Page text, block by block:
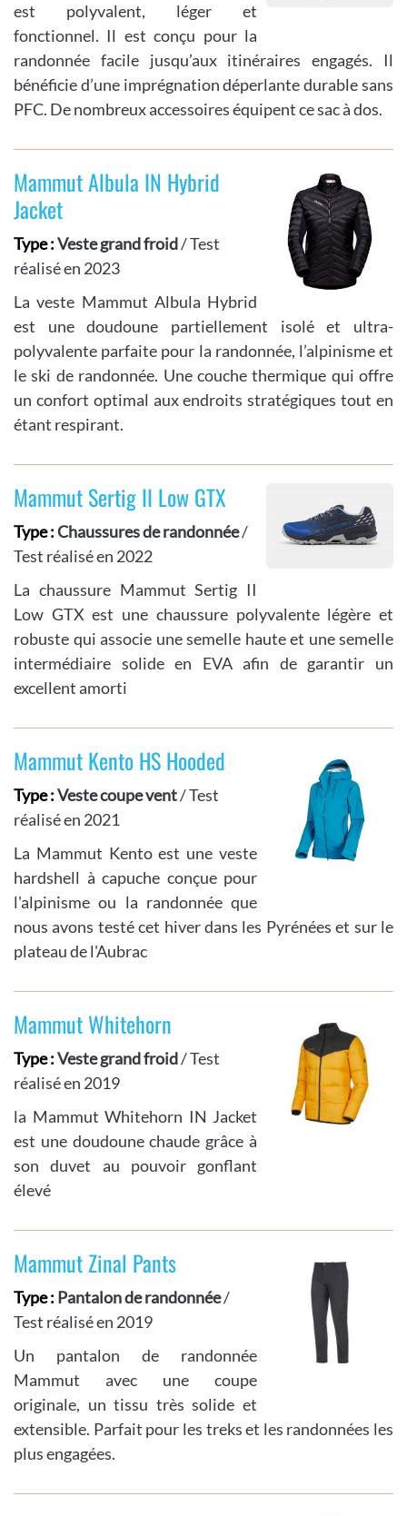
est polyvalent, léger et
fonctionnel. Il est conçu pour la
randonnée facile jusqu’aux itinéraires engagés. Il
bénéficie d’une imprégnation déperlante durable sans
PFC. De nombreux accessoires équipent ce sac à dos.
Mammut Albula IN Hybrid
Jacket
Type :Veste grand froid/ Test
réalisé en 2023
La veste Mammut Albula Hybrid
est une doudoune partiellement isolé et ultra-
polyvalente parfaite pour la randonnée, l’alpinisme et
le ski de randonnée. Une couche thermique qui offre
un confort optimal aux endroits stratégiques tout en
étant respirant.
Mammut Sertig II Low GTX
Type :Chaussures de randonnée/
Test réalisé en 2022
La chaussure Mammut Sertig II
Low GTX est une chaussure polyvalente légère et
robuste qui associe une semelle haute et une semelle
intermédiaire solide en EVA afin de garantir un
excellent amorti
Mammut Kento HS Hooded
Type :Veste coupe vent/ Test
réalisé en 2021
La Mammut Kento est une veste
hardshell à capuche conçue pour
l'alpinisme ou la randonnée que
nous avons testé cet hiver dans les Pyrénées et sur le
plateau de l'Aubrac
Mammut Whitehorn
Type :Veste grand froid/ Test
réalisé en 2019
la Mammut Whitehorn IN Jacket
est une doudoune chaude grâce à
son duvet au pouvoir gonflant
élevé
Mammut Zinal Pants
Type : Pantalon de randonnée/
Test réalisé en 2019
Un pantalon de randonnée
Mammut avec une coupe
originale, un tissu très solide et
extensible. Parfait pour les treks et les randonnées les
plus engagées.